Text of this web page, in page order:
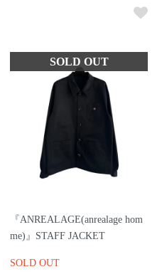
『ANREALAGE(anrealage hom
me)』STAFF JACKET
SOLD OUT